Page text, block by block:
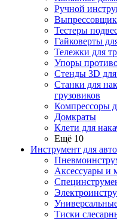
Ручной
Тестеры
Гайковерты
Тележки для
Упоры
Стенды 3D
Станки для
грузовиков
Компрессоры
Домкраты
Клети для
Ещё 10
Инструмент для
Аксессуары и
Тиски